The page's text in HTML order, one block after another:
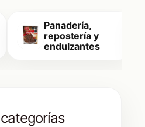
Panadería,
repostería y
endulzantes